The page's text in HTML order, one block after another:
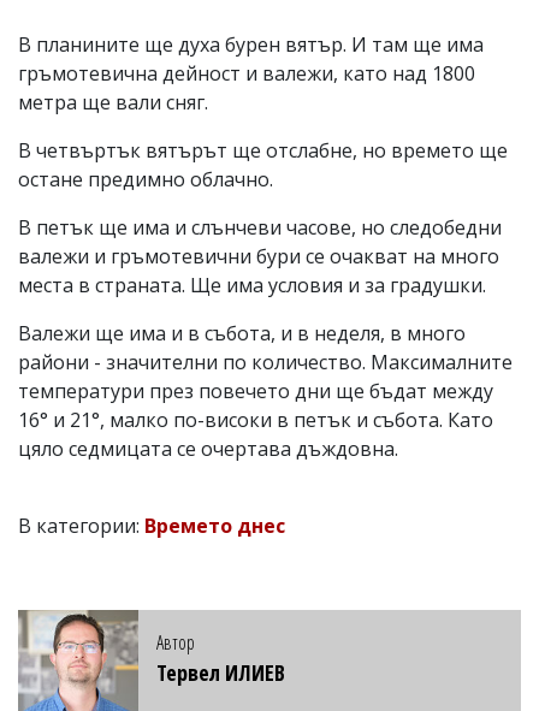
В планините ще духа бурен вятър. И там ще има
гръмотевична дейност и валежи, като над 1800
метра ще вали сняг.
В четвъртък вятърът ще отслабне, но времето ще
остане предимно облачно.
В петък ще има и слънчеви часове, но следобедни
валежи и гръмотевични бури се очакват на много
места в страната. Ще има условия и за градушки.
Валежи ще има и в събота, и в неделя, в много
райони - значителни по количество. Максималните
температури през повечето дни ще бъдат между
16° и 21°, малко по-високи в петък и събота. Като
цяло седмицата се очертава дъждовна.
В категории: Времето днес
Автор
Тервел ИЛИЕВ